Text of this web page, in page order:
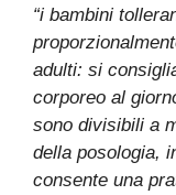
“i bambini
adulti: si
corporeo al
sono divisibili a
della posologia,
consente una